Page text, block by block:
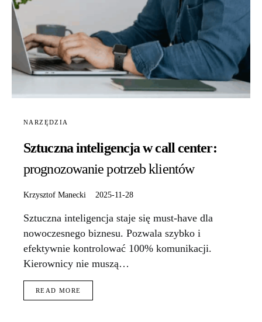
NARZĘDZIA
Sztuczna inteligencja w call center:
prognozowanie potrzeb klientów
Krzysztof Manecki 2025-11-28
Sztuczna inteligencja staje się must-have dla
nowoczesnego biznesu. Pozwala szybko i
efektywnie kontrolować 100% komunikacji.
Kierownicy nie muszą…
READ MORE